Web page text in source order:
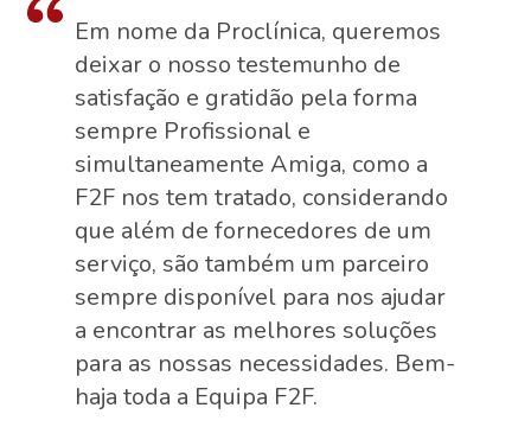
Em nome da Proclínica, queremos
deixar o nosso testemunho de
satisfação e gratidão pela forma
sempre Profissional e
simultaneamente Amiga, como a
F2F nos tem tratado, considerando
que além de fornecedores de um
serviço, são também um parceiro
sempre disponível para nos ajudar
a encontrar as melhores soluções
para as nossas necessidades. Bem-
haja toda a Equipa F2F.